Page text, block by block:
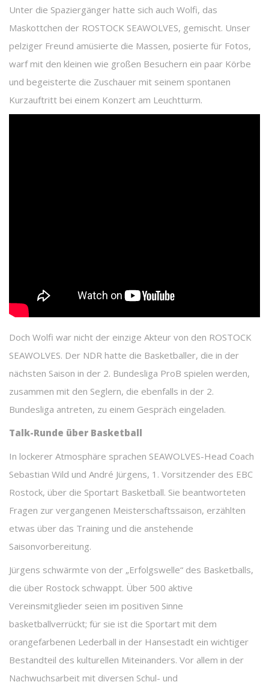
Unter die Spaziergänger hatte sich auch Wolfi, das
Maskottchen der ROSTOCK SEAWOLVES, gemischt. Unser
pelziger Freund amüsierte die Massen, posierte für Fotos,
warf mit den kleinen wie großen Besuchern ein paar Körbe
und begeisterte die Zuschauer mit seinem spontanen
Kurzauftritt bei einem Konzert am Leuchtturm.
Doch Wolfi war nicht der einzige Akteur von den ROSTOCK
SEAWOLVES. Der NDR hatte die Basketballer, die in der
nächsten Saison in der 2. Bundesliga ProB spielen werden,
zusammen mit den Seglern, die ebenfalls in der 2.
Bundesliga antreten, zu einem Gespräch eingeladen.
Talk-Runde über Basketball
In lockerer Atmosphäre sprachen SEAWOLVES-Head Coach
Sebastian Wild und André Jürgens, 1. Vorsitzender des EBC
Rostock, über die Sportart Basketball. Sie beantworteten
Fragen zur vergangenen Meisterschaftssaison, erzählten
etwas über das Training und die anstehende
Saisonvorbereitung.
Jürgens schwärmte von der „Erfolgswelle“ des Basketballs,
die über Rostock schwappt. Über 500 aktive
Vereinsmitglieder seien im positiven Sinne
basketballverrückt; für sie ist die Sportart mit dem
orangefarbenen Lederball in der Hansestadt ein wichtiger
Bestandteil des kulturellen Miteinanders. Vor allem in der
Nachwuchsarbeit mit diversen Schul- und